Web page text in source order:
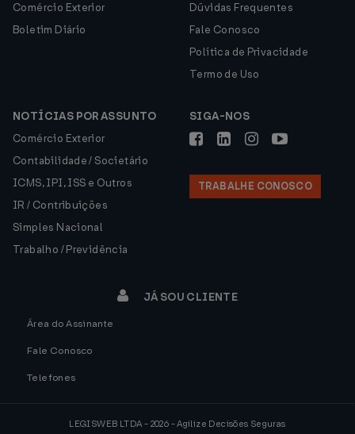
Comércio Exterior
Boletim Diário
Dúvidas Frequentes
Fale Conosco
Política de Privacidade
Termo de Uso
NOTÍCIAS POR ASSUNTO
Comércio Exterior
Contabilidade / Societário
ICMS, IPI, ISS e Outros
IR / Contribuições
Simples Nacional
Trabalho / Previdência
SIGA-NOS
TRABALHE CONOSCO
JÁ SOU CLIENTE
Área do Assinante
Fale Conosco
Telefones
LEGISWEB LTDA - 2026 - Agilize Decisões Seguras